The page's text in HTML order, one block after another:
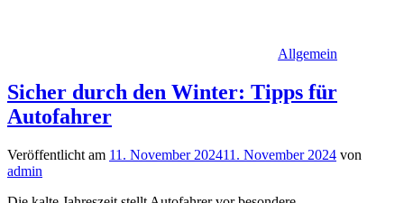
Allgemein
Sicher durch den Winter: Tipps für
Autofahrer
Veröffentlicht am 11. November 202411. November 2024 von
admin